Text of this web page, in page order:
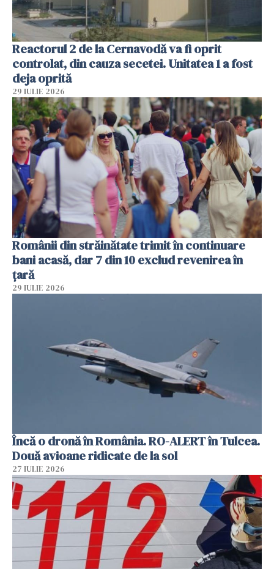
Reactorul 2 de la Cernavodă va fi oprit
controlat, din cauza secetei. Unitatea 1 a fost
deja oprită
29 IULIE 2026
Românii din străinătate trimit în continuare
bani acasă, dar 7 din 10 exclud revenirea în
țară
29 IULIE 2026
Încă o dronă în România. RO-ALERT în Tulcea.
Două avioane ridicate de la sol
27 IULIE 2026